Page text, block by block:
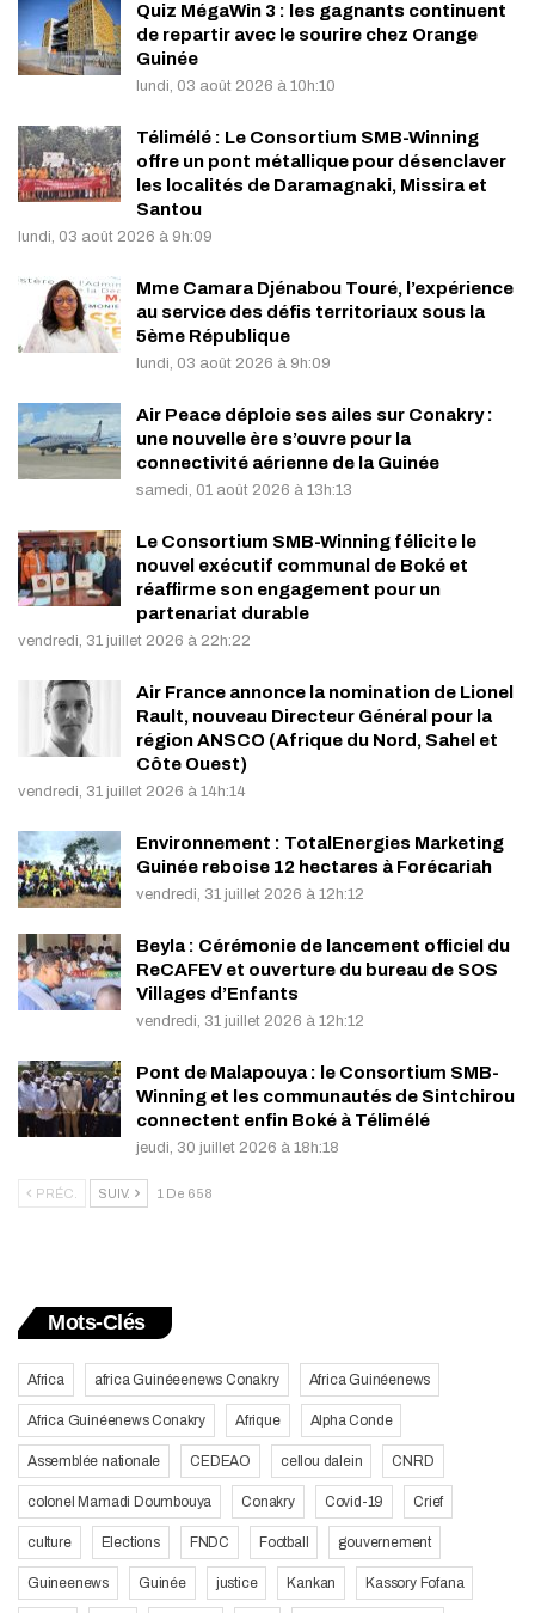
Quiz MégaWin 3 : les gagnants continuent
de repartir avec le sourire chez Orange
Guinée
lundi, 03 août 2026 à 10h:10
Télimélé : Le Consortium SMB-Winning
offre un pont métallique pour désenclaver
les localités de Daramagnaki, Missira et
Santou
lundi, 03 août 2026 à 9h:09
Mme Camara Djénabou Touré, l’expérience
au service des défis territoriaux sous la
5ème République
lundi, 03 août 2026 à 9h:09
Air Peace déploie ses ailes sur Conakry :
une nouvelle ère s’ouvre pour la
connectivité aérienne de la Guinée
samedi, 01 août 2026 à 13h:13
Le Consortium SMB-Winning félicite le
nouvel exécutif communal de Boké et
réaffirme son engagement pour un
partenariat durable
vendredi, 31 juillet 2026 à 22h:22
Air France annonce la nomination de Lionel
Rault, nouveau Directeur Général pour la
région ANSCO (Afrique du Nord, Sahel et
Côte Ouest)
vendredi, 31 juillet 2026 à 14h:14
Environnement : TotalEnergies Marketing
Guinée reboise 12 hectares à Forécariah
vendredi, 31 juillet 2026 à 12h:12
Beyla : Cérémonie de lancement officiel du
ReCAFEV et ouverture du bureau de SOS
Villages d’Enfants
vendredi, 31 juillet 2026 à 12h:12
Pont de Malapouya : le Consortium SMB-
Winning et les communautés de Sintchirou
connectent enfin Boké à Télimélé
jeudi, 30 juillet 2026 à 18h:18
PRÉC. SUIV. 1 De 658
Mots-Clés
Africa africa Guinéeenews Conakry Africa Guinéenews
Africa Guinéenews Conakry Afrique Alpha Conde
Assemblée nationale CEDEAO cellou dalein CNRD
colonel Mamadi Doumbouya Conakry Covid-19 Crief
culture Elections FNDC Football gouvernement
Guineenews Guinée justice Kankan Kassory Fofana